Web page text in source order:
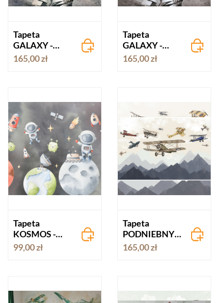
Tapeta
GALAXY -
kolor
165,00 zł
Tapeta
GALAXY -
comic book
165,00 zł
Tapeta
KOSMOS -
różne kolory
tła
99,00 zł
Tapeta
PODNIEBNY
ŚWIAT
165,00 zł